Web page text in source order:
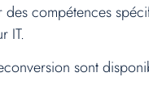
compétences
IT.
sont